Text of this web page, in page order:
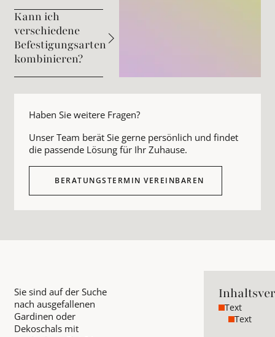
Kann ich
verschiedene
Befestigungsarten
kombinieren?
Haben Sie weitere Fragen?
Unser Team berät Sie gerne persönlich und findet
die passende Lösung für Ihr Zuhause.
BERATUNGSTERMIN VEREINBAREN
Sie sind auf der Suche
nach ausgefallenen
Gardinen oder
Dekoschals mit
Text
Text